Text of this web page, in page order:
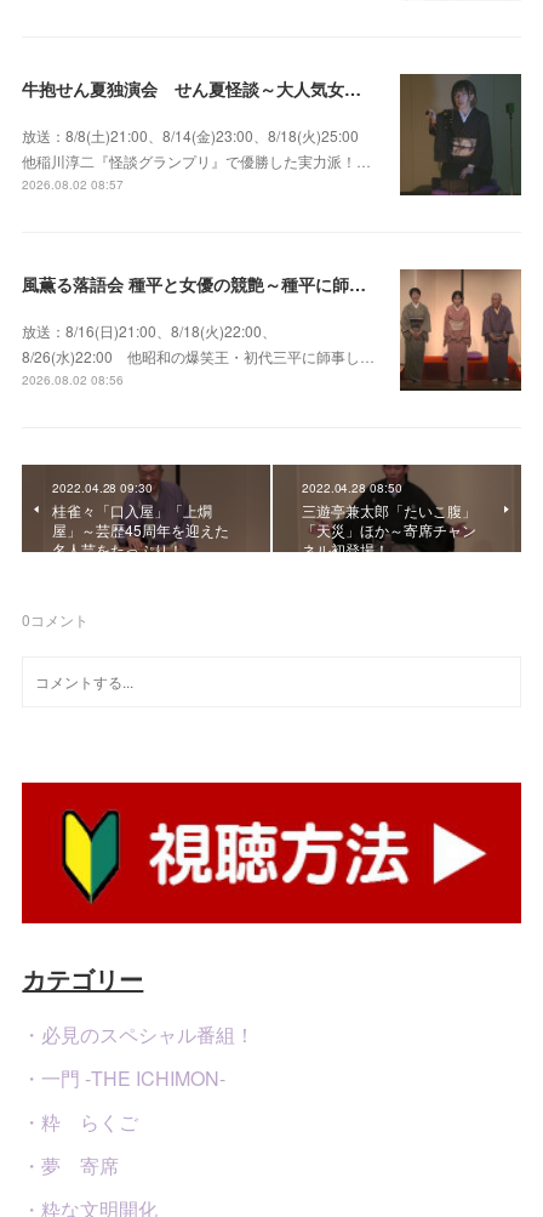
牛抱せん夏独演会 せん夏怪談～大人気女性怪談師とっておきの背筋も凍る…
放送：8/8(土)21:00、8/14(金)23:00、8/18(火)25:00
他稲川淳二『怪談グランプリ』で優勝した実力派！…
2026.08.02 08:57
風薫る落語会 種平と女優の競艶～種平に師事した女優たちが百花繚乱に咲き誇る大人気落語会
放送：8/16(日)21:00、8/18(火)22:00、
8/26(水)22:00 他昭和の爆笑王・初代三平に師事し…
2026.08.02 08:56
2022.04.28 09:30
桂雀々「口入屋」「上燗
屋」～芸歴45周年を迎えた
名人芸をたっぷり！
2022.04.28 08:50
三遊亭兼太郎「たいこ腹」
「天災」ほか～寄席チャン
ネル初登場！
0コメント
カテゴリー
・必見のスペシャル番組！
・一門 -THE ICHIMON-
・粋 らくご
・夢 寄席
・粋な文明開化